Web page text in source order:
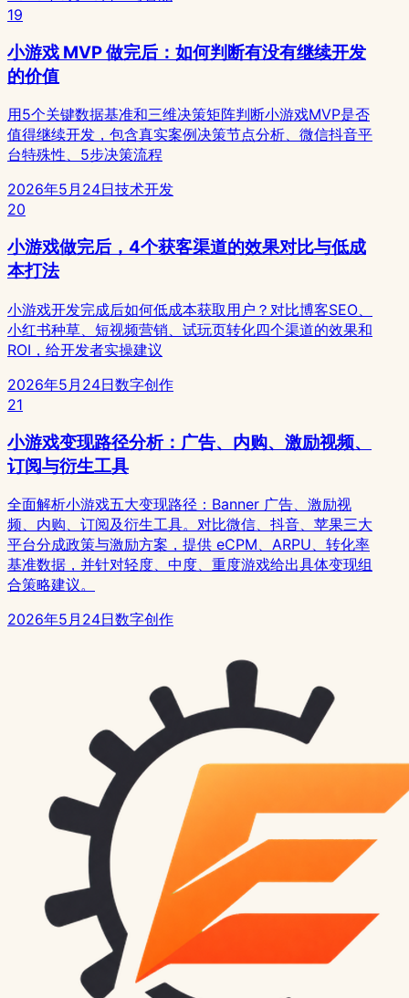
19
小游戏 MVP 做完后：如何判断有没有继续开发
的价值
用5个关键数据基准和三维决策矩阵判断小游戏MVP是否
值得继续开发，包含真实案例决策节点分析、微信抖音平
台特殊性、5步决策流程
2026年5月24日技术开发
20
小游戏做完后，4个获客渠道的效果对比与低成
本打法
小游戏开发完成后如何低成本获取用户？对比博客SEO、
小红书种草、短视频营销、试玩页转化四个渠道的效果和
ROI，给开发者实操建议
2026年5月24日数字创作
21
小游戏变现路径分析：广告、内购、激励视频、
订阅与衍生工具
全面解析小游戏五大变现路径：Banner 广告、激励视
频、内购、订阅及衍生工具。对比微信、抖音、苹果三大
平台分成政策与激励方案，提供 eCPM、ARPU、转化率
基准数据，并针对轻度、中度、重度游戏给出具体变现组
合策略建议。
2026年5月24日数字创作